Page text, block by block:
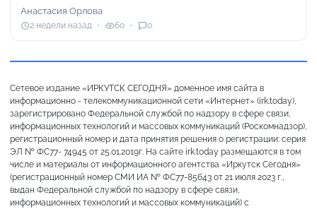
Анастасия Орлова
2 недели назад 60 0
Сетевое издание «ИРКУТСК СЕГОДНЯ» доменное имя сайта в
информационно - телекоммуникационной сети «Интернет» (irk.today),
зарегистрировано Федеральной службой по надзору в сфере связи,
информационных технологий и массовых коммуникаций (Роскомнадзор),
регистрационный номер и дата принятия решения о регистрации: серия
ЭЛ № ФС77- 74945 от 25.01.2019г. На сайте irk.today размещаются в том
числе и материалы от информационного агентства «Иркутск Сегодня»
(регистрационный номер СМИ ИА № ФС77-85643 от 21 июля 2023 г.,
выдан Федеральной службой по надзору в сфере связи,
информационных технологий и массовых коммуникаций) с